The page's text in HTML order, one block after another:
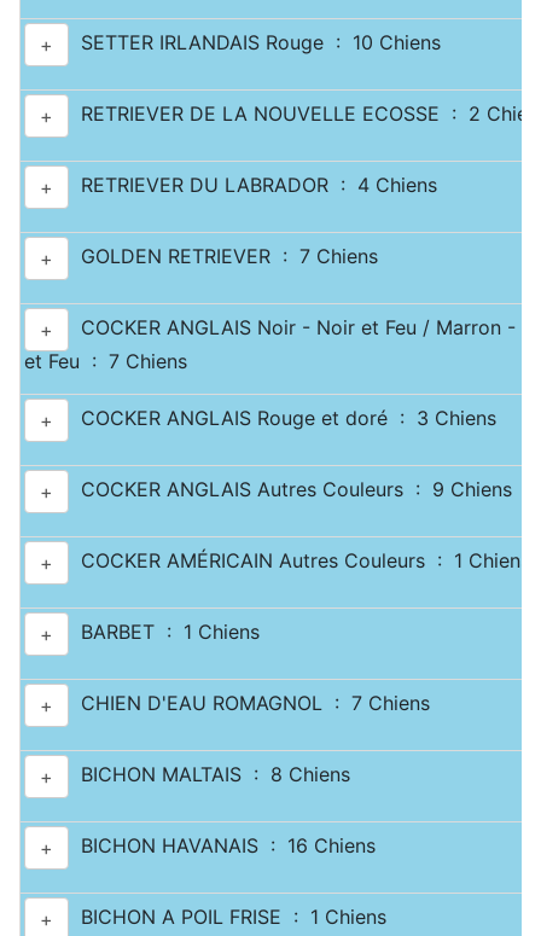
+ SETTER IRLANDAIS Rouge : 10 Chiens
+ RETRIEVER DE LA NOUVELLE ECOSSE : 2
+ RETRIEVER DU LABRADOR : 4 Chiens
+ GOLDEN RETRIEVER : 7 Chiens
+
COCKER ANGLAIS Noir - Noir et Feu / Marron -
et Feu : 7 Chiens
+ COCKER ANGLAIS Rouge et doré : 3 Chiens
+ COCKER ANGLAIS Autres Couleurs : 9 Chiens
+ COCKER AMÉRICAIN Autres Couleurs : 1 Chiens
+ BARBET : 1 Chiens
+ CHIEN D'EAU ROMAGNOL : 7 Chiens
+ BICHON MALTAIS : 8 Chiens
+ BICHON HAVANAIS : 16 Chiens
+ BICHON A POIL FRISE : 1 Chiens